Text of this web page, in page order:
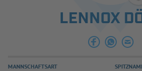
AUSBILDUNG & FÖRDERUNG
LENNOX
MANNSCHAFTSART